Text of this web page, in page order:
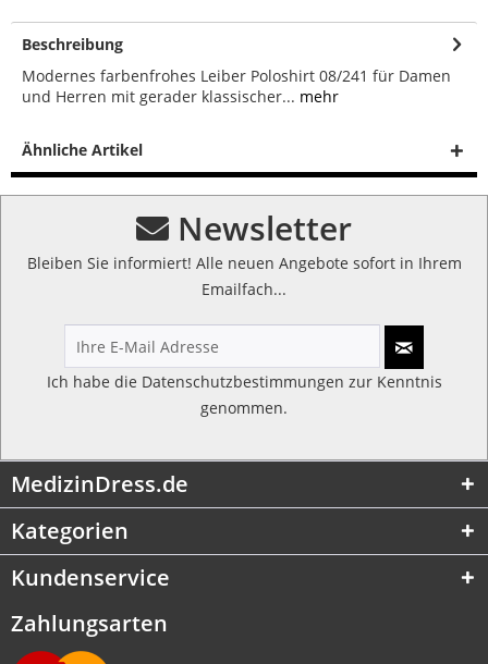
Beschreibung
Modernes farbenfrohes Leiber Poloshirt 08/241 für Damen
und Herren mit gerader klassischer... mehr
Ähnliche Artikel
Newsletter
Bleiben Sie informiert! Alle neuen Angebote sofort in Ihrem
Emailfach...
Ich habe die Datenschutzbestimmungen zur Kenntnis
genommen.
MedizinDress.de
Kategorien
Kundenservice
Zahlungsarten